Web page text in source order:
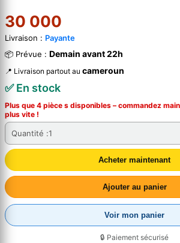
30 000
Livraison : Payante
📦 Prévue : Demain avant 22h
📍 Livraison partout au cameroun
✅ En stock
Plus que 4 pièce s disponibles – commandez
plus vite !
Quantité :1
Acheter maintenant
Ajouter au panier
Voir mon panier
🔒 Paiement sécurisé